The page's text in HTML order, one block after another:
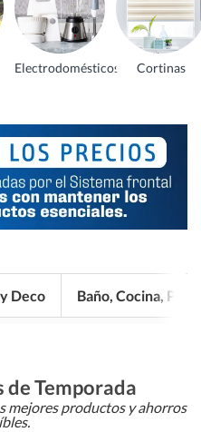
Electrodomésticos Cortinas
Deco Baño, Cocina, Pisos
Temporada
mejores productos y ahorros